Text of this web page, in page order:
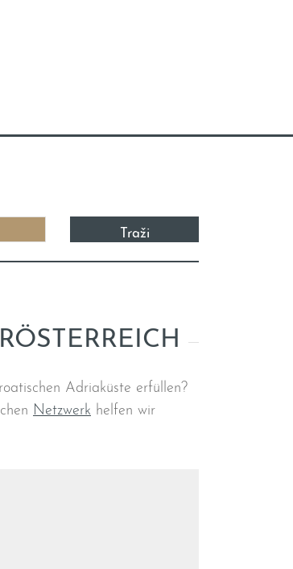
Adriaküste erfüllen?
Netzwerk helfen wir